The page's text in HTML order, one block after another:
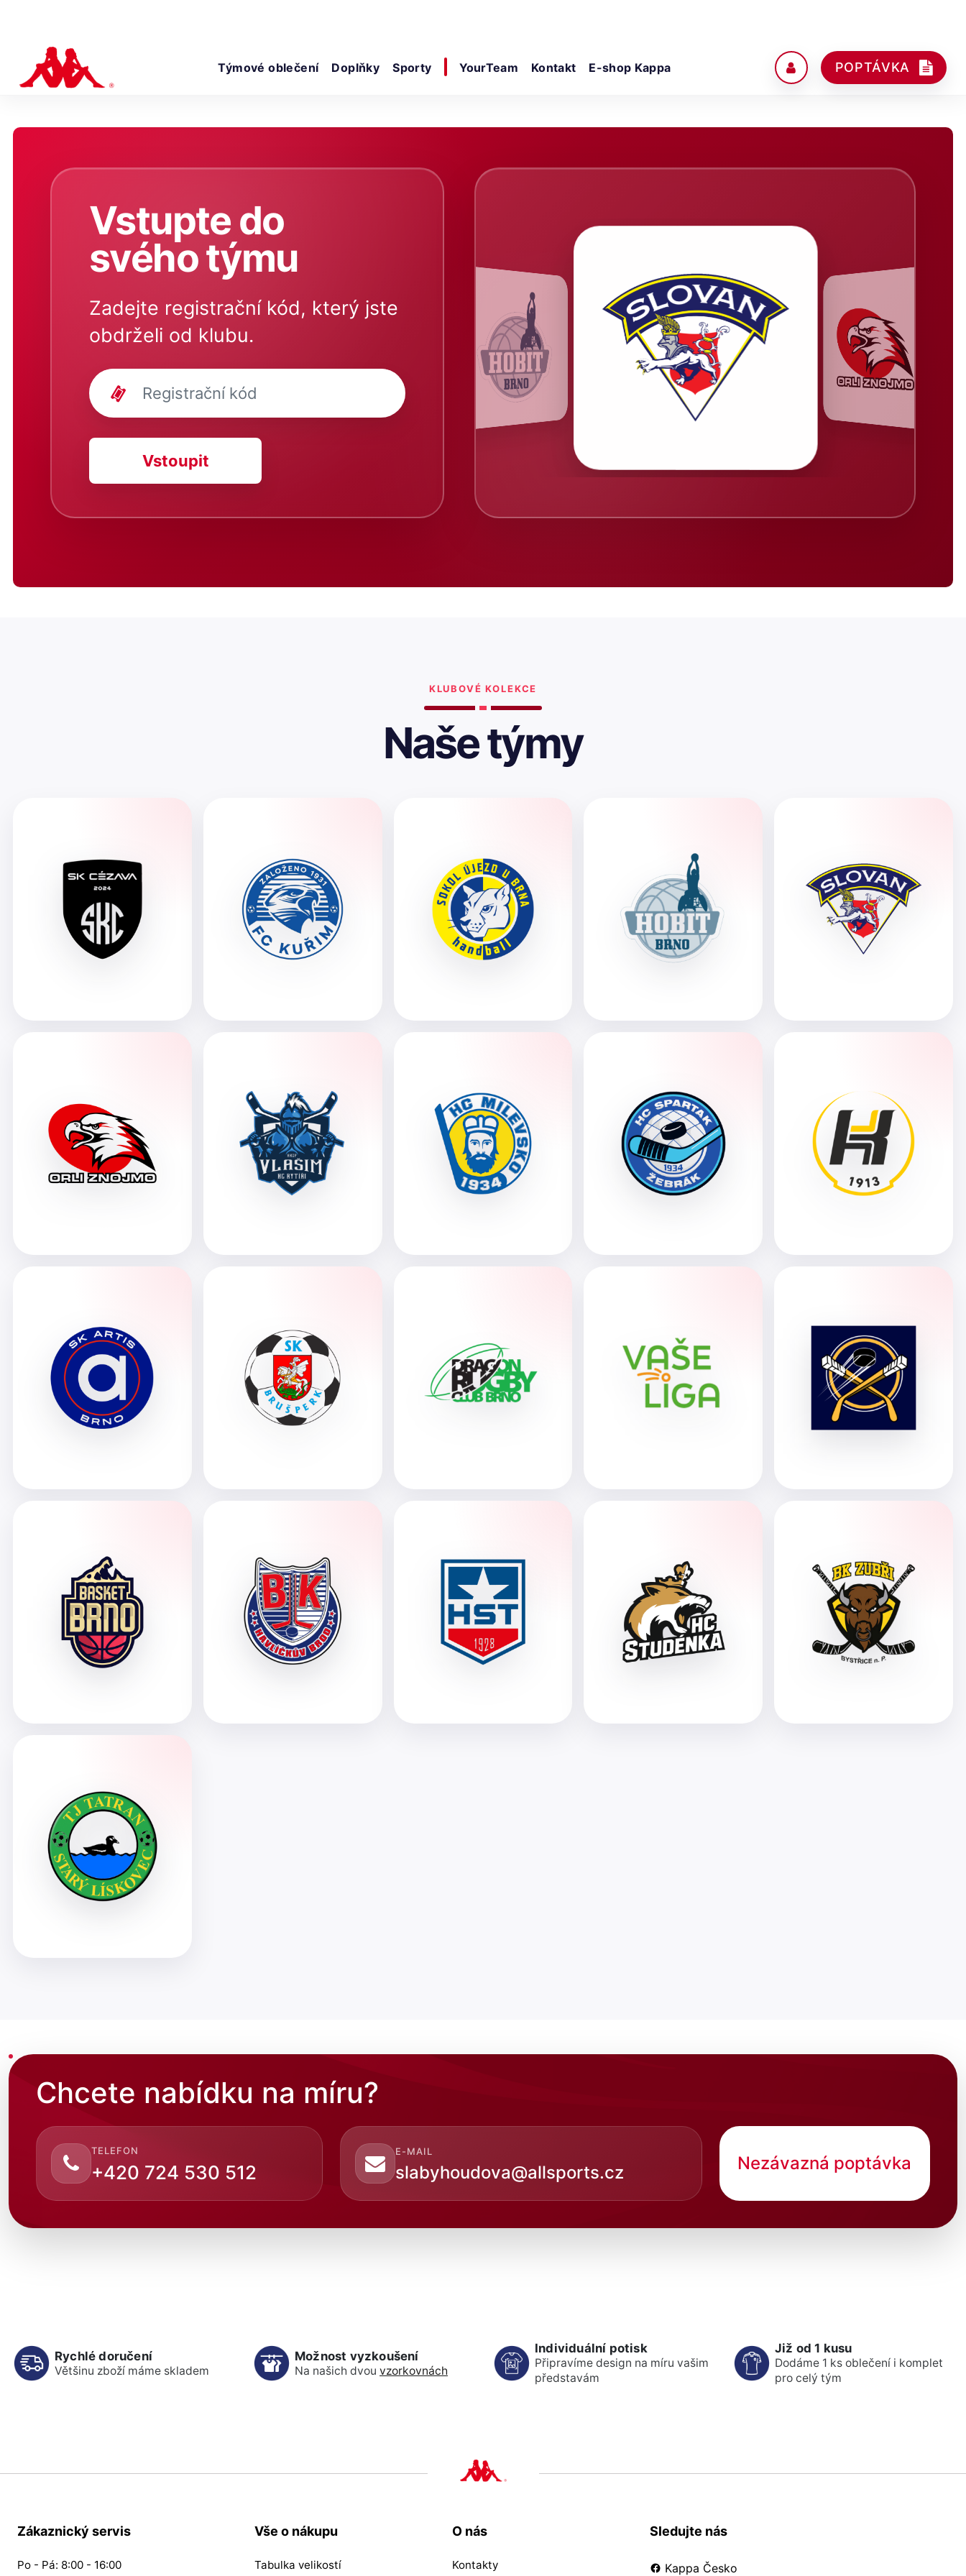
Týmové oblečení Doplňky Sporty YourTeam Kontakt E-shop Kappa POPTÁVKA
Vstupte do
svého týmu
Zadejte registrační kód, který jste
obdrželi od klubu.
Vstoupit
KLUBOVÉ KOLEKCE
Naše týmy
Chcete nabídku na míru?
TELEFON
+420 724 530 512
E-MAIL
slabyhoudova@allsports.cz Nezávazná poptávka
Rychlé doručení
Většinu zboží máme skladem
Možnost vyzkoušení
Na našich dvou vzorkovnách
Individuální potisk
Připravíme design na míru vašim
představám
Již od 1 kusu
Dodáme 1 ks oblečení i komplet
pro celý tým
Zákaznický servis
Po - Pá: 8:00 - 16:00
Vše o nákupu
Tabulka velikostí
O nás
Kontakty
Sledujte nás
Kappa Česko